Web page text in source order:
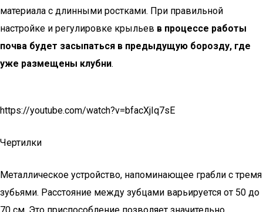
материала с длинными ростками. При правильной
настройке и регулировке крыльев в процессе работы
почва будет засыпаться в предыдущую борозду, где
уже размещены клубни.
https://youtube.com/watch?v=bfacXjIq7sE
Чертилки
Металлическое устройство, напоминающее грабли с тремя
зубьями. Расстояние между зубцами варьируется от 50 до